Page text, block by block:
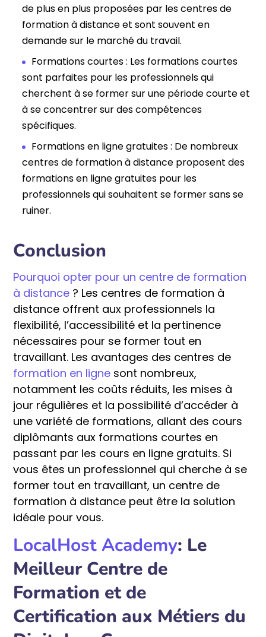
de plus en plus proposées par les centres de
formation à distance et sont souvent en
demande sur le marché du travail.
Formations courtes : Les formations courtes
sont parfaites pour les professionnels qui
cherchent à se former sur une période courte et
à se concentrer sur des compétences
spécifiques.
Formations en ligne gratuites : De nombreux
centres de formation à distance proposent des
formations en ligne gratuites pour les
professionnels qui souhaitent se former sans se
ruiner.
Conclusion
Pourquoi opter pour un centre de formation
à distance ? Les centres de formation à
distance offrent aux professionnels la
flexibilité, l’accessibilité et la pertinence
nécessaires pour se former tout en
travaillant. Les avantages des centres de
formation en ligne sont nombreux,
notamment les coûts réduits, les mises à
jour régulières et la possibilité d’accéder à
une variété de formations, allant des cours
diplômants aux formations courtes en
passant par les cours en ligne gratuits. Si
vous êtes un professionnel qui cherche à se
former tout en travaillant, un centre de
formation à distance peut être la solution
idéale pour vous.
LocalHost Academy: Le
Meilleur Centre de
Formation et de
Certification aux Métiers du